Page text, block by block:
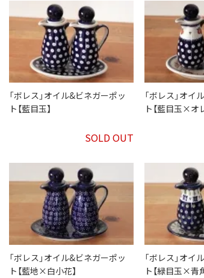
「ボレス」オイル&ビネガーポッ
ト【藍目玉】
SOLD OUT
「ボレス」オイ
ト【藍目玉×オ
「ボレス」オイル&ビネガーポッ
ト【藍地×白小花】
「ボレス」オイ
ト【緑目玉×青